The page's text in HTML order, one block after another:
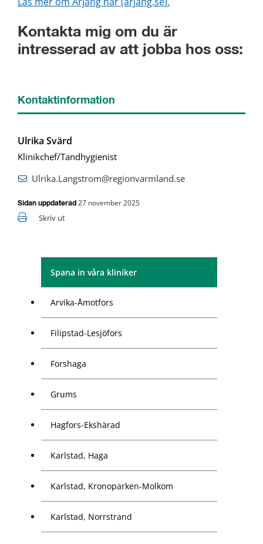
Spana in våra kliniker
Arvika-Åmotfors
Filipstad-Lesjöfors
Forshaga
Grums
Hagfors-Ekshärad
Karlstad, Haga
Karlstad, Kronoparken-Molkom
Karlstad, Norrstrand
Kontakta mig om du är
intresserad av att jobba hos oss:
Kontaktinformation
Ulrika Svärd
Klinikchef/Tandhygienist
Ulrika.Langstrom@regionvarmland.se
Sidan uppdaterad 27 november 2025
Skriv ut